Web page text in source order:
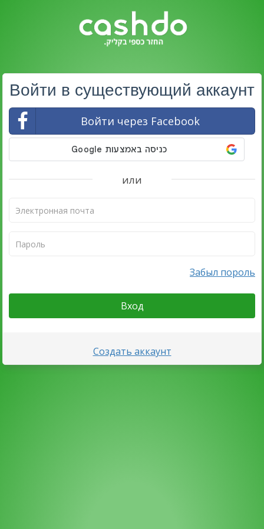
Войти в существующий аккаунт
Войти через Facebook
или
Забыл пороль
Вход
Создать аккаунт